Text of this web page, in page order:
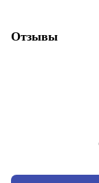
Отзывы